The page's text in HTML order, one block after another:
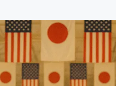
・写真
ロジー・ガジェット